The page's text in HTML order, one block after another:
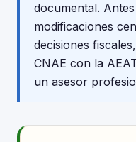
documental.
modificaciones
decisiones
CNAE con la
un asesor